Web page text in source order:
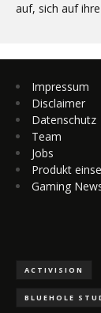
auf, sich auf
Impressum
Disclaimer
Datenschutz
Team
Jobs
Produkt
Gaming
ACTIVISION
BLUEHOLE